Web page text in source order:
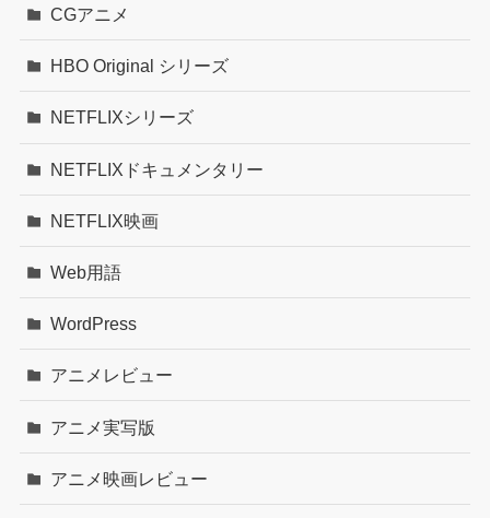
CGアニメ
HBO Original シリーズ
NETFLIXシリーズ
NETFLIXドキュメンタリー
NETFLIX映画
Web用語
WordPress
アニメレビュー
アニメ実写版
アニメ映画レビュー